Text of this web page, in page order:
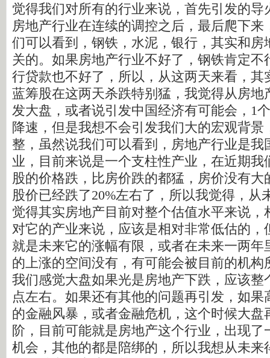
觉得我们对所有的行业来说，首先引发的导
房地产行业在连续的调控之后，最后爬下来
们可以看到，钢铁，水泥，银行，其实和房
关的。如果房地产行业不好了，钢铁肯定不
行贷款也不好了，所以，从这两天来看，其
蓝筹股在这两天杀跌特别猛，我觉得从房地
发大盘，或者说引发中国经济有可能会，1
降速，但是我想不会引发我们大的宏观背景
整，虽然说我们可以看到，房地产行业是我
业，目前来说是一个支柱性产业，在近期我
股的价格跌，比房价跌的都猛，房价没有大
股价已经跌了20%左右了，所以我觉得，从
觉得其实房地产目前对整个估值水平来说，
对它的产业来说，应该是相对非常低估的，
就是未来它的涨幅有限，或者在未来一两年
的上涨的空间没有，有可能会被目前的机构
我们感觉大盘如果光是房地产下跌，应该整
点左右。如果还有其他的问题再引发，如果
的金融风暴，或者金融危机，这个时候大盘
阶，目前可能就是房地产这个行业，出现了
机会，其他的都是陪绑的，所以我想从未来